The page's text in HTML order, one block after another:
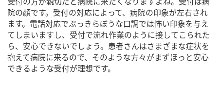
院の顔です。受付の対応によって、病院の印象が左右され
ます。電話対応でぶっきらぼうな口調では怖い印象を与え
てしまいますし、受付で流れ作業のように接してこられた
ら、安心できないでしょう。患者さんはさまざまな症状を
抱えて病院に来るので、そのような方々がまずほっと安心
できるような受付が理想です。